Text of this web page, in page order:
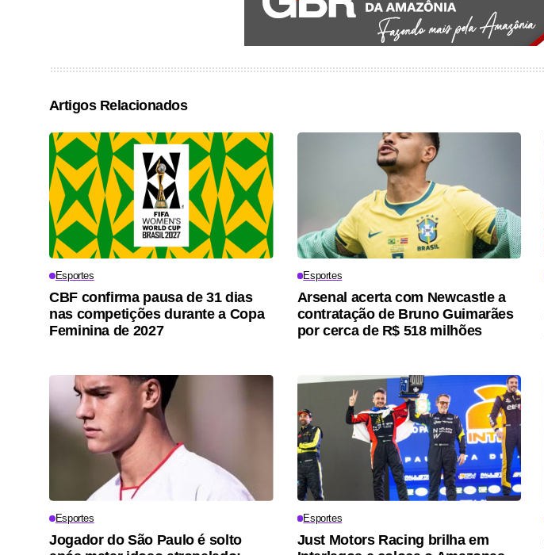
Artigos Relacionados
Esportes
CBF confirma pausa de 31 dias
nas competições durante a Copa
Feminina de 2027
Esportes
Arsenal acerta com Newcastle a
contratação de Bruno Guimarães
por cerca de R$ 518 milhões
Esportes
Jogador do São Paulo é solto
Esportes
Just Motors Racing brilha em